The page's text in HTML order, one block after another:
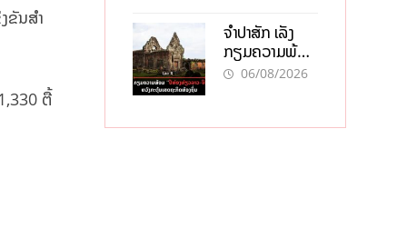
ຂັນສໍາ
ຕື້​
ຈຳປາສັກ ເລັ່ງ
ກຽມຄວາມພ້ອມ
“ປີທ່ອງທ່ຽວ
ເສດຖະກິດ
06/08/2026